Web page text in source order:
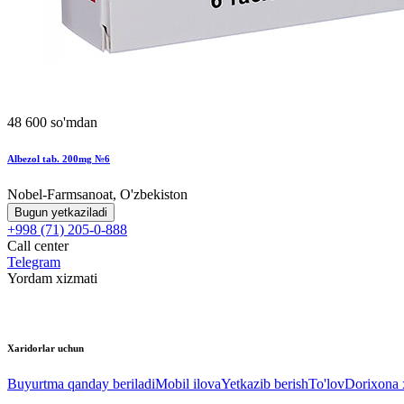
48 600 so'mdan
Albezol tab. 200mg №6
Nobel-Farmsanoat, O'zbekiston
Bugun yetkaziladi
+998 (71) 205-0-888
Call center
Telegram
Yordam xizmati
Xaridorlar uchun
Buyurtma qanday beriladiMobil ilovaYetkazib berishTo'lovDorixona